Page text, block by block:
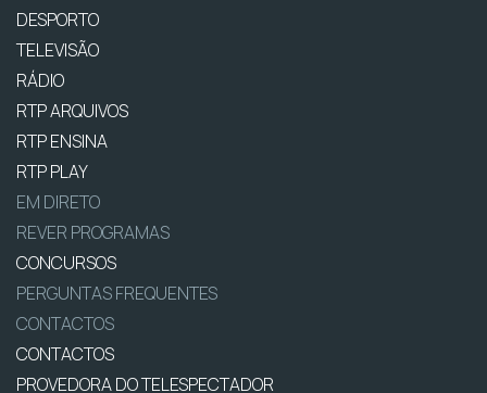
DESPORTO
TELEVISÃO
RÁDIO
RTP ARQUIVOS
RTP ENSINA
RTP PLAY
EM DIRETO
REVER PROGRAMAS
CONCURSOS
PERGUNTAS FREQUENTES
CONTACTOS
CONTACTOS
PROVEDORA DO TELESPECTADOR